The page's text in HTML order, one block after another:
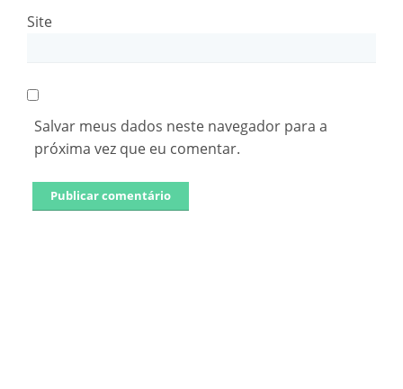
Site
Salvar meus dados neste navegador para a
próxima vez que eu comentar.